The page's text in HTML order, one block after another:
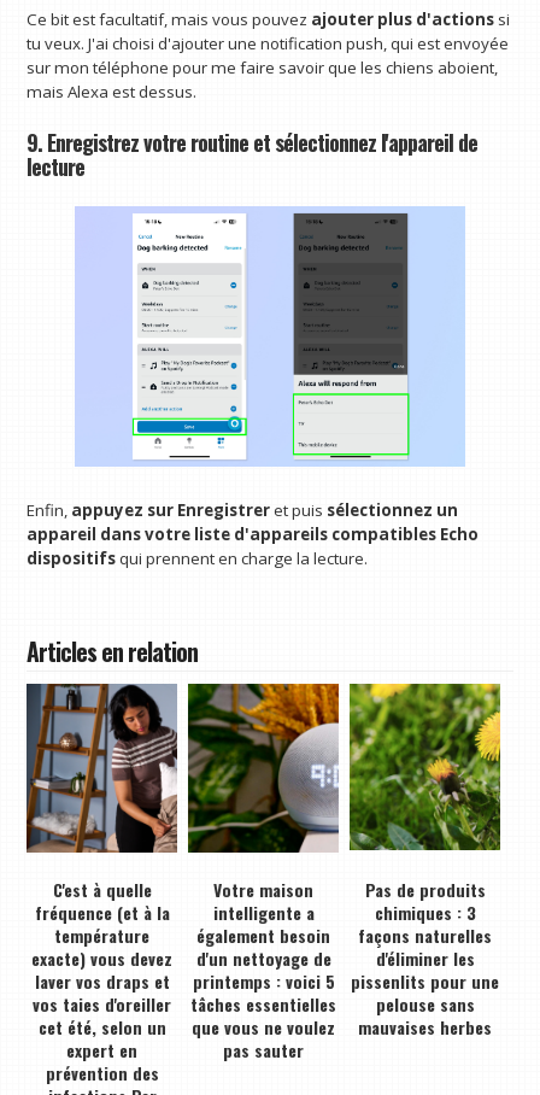
Ce bit est facultatif, mais vous pouvez ajouter plus d'actions si
tu veux. J'ai choisi d'ajouter une notification push, qui est envoyée
sur mon téléphone pour me faire savoir que les chiens aboient,
mais Alexa est dessus.
9. Enregistrez votre routine et sélectionnez l'appareil de
lecture
Enfin, appuyez sur Enregistreret puis sélectionnez un
appareil dans votre liste d'appareils compatibles Echo
dispositifsqui prennent en charge la lecture.
Articles en relation
C'est à quelle
fréquence (et à la
température
exacte) vous devez
laver vos draps et
vos taies d'oreiller
cet été, selon un
expert en
prévention des
Votre maison
intelligente a
également besoin
d'un nettoyage de
printemps : voici 5
tâches essentielles
que vous ne voulez
pas sauter
Pas de produits
chimiques : 3
façons naturelles
d'éliminer les
pissenlits pour une
pelouse sans
mauvaises herbes